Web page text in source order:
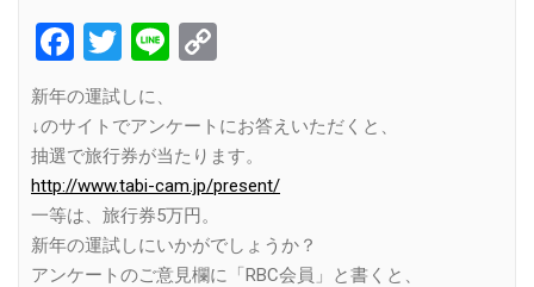
Facebook
Twitter
Line
新年の運試しに、
↓のサイトでアンケートにお答えいただくと、
抽選で旅行券が当たります。
http://www.tabi-cam.jp/present/
一等は、旅行券5万円。
新年の運試しにいかがでしょうか？
アンケートのご意見欄に「RBC会員」と書くと、